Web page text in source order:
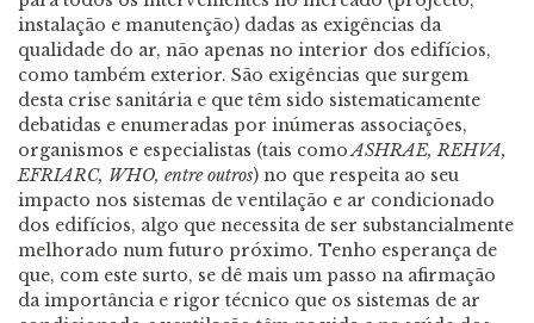
instalação e manutenção) dadas as exigências da
qualidade do ar, não apenas no interior dos edifícios,
como também exterior. São exigências que surgem
desta crise sanitária e que têm sido sistematicamente
debatidas e enumeradas por inúmeras associações,
organismos e especialistas (tais como ASHRAE, REHVA,
EFRIARC, WHO, entre outros) no que respeita ao seu
impacto nos sistemas de ventilação e ar condicionado
dos edifícios, algo que necessita de ser substancialmente
melhorado num futuro próximo. Tenho esperança de
que, com este surto, se dê mais um passo na afirmação
da importância e rigor técnico que os sistemas de ar